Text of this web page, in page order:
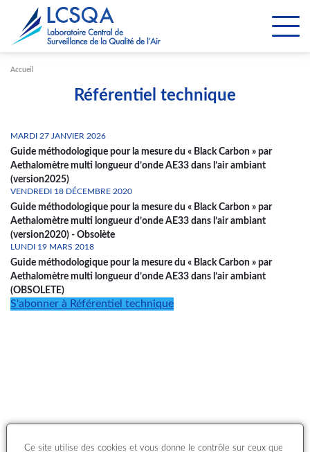
Accueil
Référentiel technique
MARDI 27 JANVIER 2026
Guide méthodologique pour la mesure du « Black Carbon » par
Aethalomètre multi longueur d’onde AE33 dans l’air ambiant
(version2025)
VENDREDI 18 DÉCEMBRE 2020
Guide méthodologique pour la mesure du « Black Carbon » par
Aethalomètre multi longueur d’onde AE33 dans l’air ambiant
(version2020) - Obsolète
LUNDI 19 MARS 2018
Guide méthodologique pour la mesure du « Black Carbon » par
Aethalomètre multi longueur d’onde AE33 dans l’air ambiant
(OBSOLETE)
S'abonner à Référentiel technique
Paramétrer les cookies
Ce site utilise des cookies et vous donne le contrôle sur ceux que